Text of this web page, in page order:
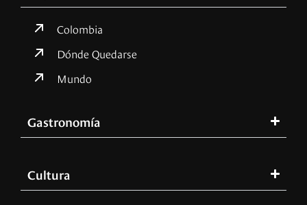
Colombia
Dónde Quedarse
Mundo
Gastronomía
Cultura